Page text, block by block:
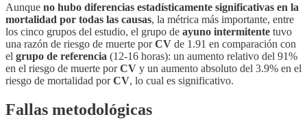
Aunque no hubo diferencias estadísticamente significativas en la
mortalidad por todas las causas, la métrica más importante, entre
los cinco grupos del estudio, el grupo de ayuno intermitente tuvo
una razón de riesgo de muerte porCV de 1.91 en comparación con
el grupo de referencia (12-16 horas): un aumento relativo del 91%
en el riesgo de muerte porCV y un aumento absoluto del 3.9% en el
riesgo de mortalidad porCV, lo cual es significativo.
Fallas metodológicas